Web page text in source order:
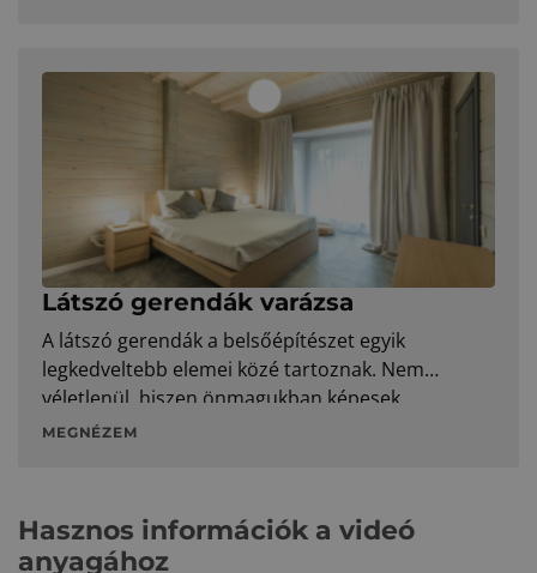
valaha. Ráadásul a Zenit Max Gesztenyebarna
Elegant és Carbon Resistor, valamint a Rundo
Tégla Elegant modellek most akciós áron érhetők
Látszó gerendák varázsa
A látszó gerendák a belsőépítészet egyik
legkedveltebb elemei közé tartoznak. Nem
véletlenül, hiszen önmagukban képesek
MEGNÉZEM
Hasznos információk a videó
anyagához